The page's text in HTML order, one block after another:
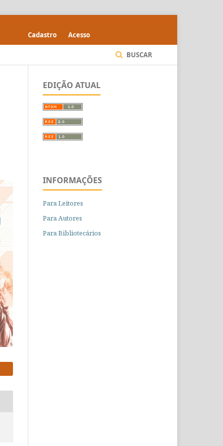
BUSCAR
Cadastro Acesso
EDIÇÃO ATUAL
INFORMAÇÕES
Para Leitores
Para Autores
Para Bibliotecários